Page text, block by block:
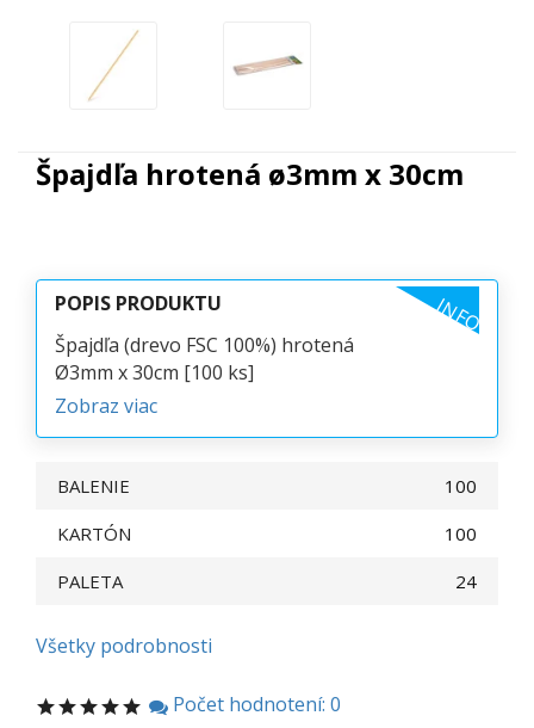
Špajdľa hrotená ø3mm x 30cm
POPIS PRODUKTU INFO
Špajdľa (drevo FSC 100%) hrotená
Ø3mm x 30cm [100 ks]
Zobraz viac
BALENIE
100
KARTÓN
100
PALETA
24
Všetky podrobnosti
Počet hodnotení: 0